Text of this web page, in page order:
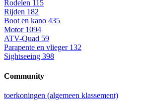
Rodelen 115
Rijden 182
Boot en kano 435
Motor 1094
ATV-Quad 59
Parapente en vlieger 132
Sightseeing 398
Community
toerkoningen (algemeen klassement)